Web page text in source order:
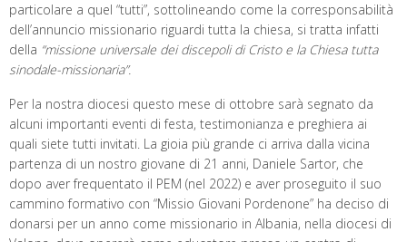
particolare a quel “tutti”, sottolineando come la corresponsabilità
dell’annuncio missionario riguardi tutta la chiesa, si tratta infatti
della “missione universale dei discepoli di Cristo e la Chiesa tutta
sinodale-missionaria”.
Per la nostra diocesi questo mese di ottobre sarà segnato da
alcuni importanti eventi di festa, testimonianza e preghiera ai
quali siete tutti invitati. La gioia più grande ci arriva dalla vicina
partenza di un nostro giovane di 21 anni, Daniele Sartor, che
dopo aver frequentato il PEM (nel 2022) e aver proseguito il suo
cammino formativo con “Missio Giovani Pordenone” ha deciso di
donarsi per un anno come missionario in Albania, nella diocesi di